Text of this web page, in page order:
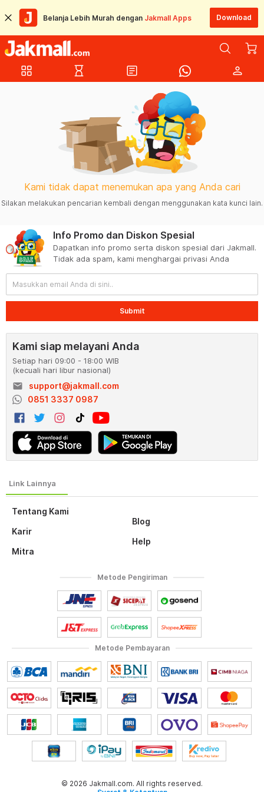
Belanja Lebih Murah dengan Jakmall Apps Download
grid_view hourglass_empty article person
Kami tidak dapat menemukan apa yang Anda cari
Silakan melakukan pencarian kembali dengan menggunakan kata kunci lain.
Tentang Kami
Karir
Mitra
Blog
Help
Info Promo dan Diskon Spesial
Dapatkan info promo serta diskon spesial dari Jakmall.
Tidak ada spam, kami menghargai privasi Anda
Submit
Kami siap melayani Anda
Setiap hari 09:00 - 18:00 WIB
(kecuali hari libur nasional)
email
support@jakmall.com
0851 3337 0987
Metode Pembayaran
Metode Pengiriman
© 2026 Jakmall.com. All rights reserved.